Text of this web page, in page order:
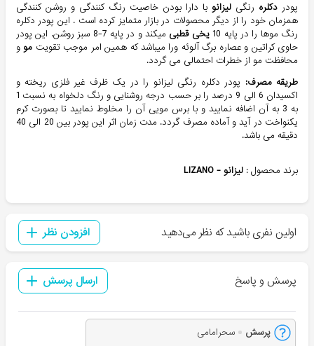
پودر دکلره رنگی لیزانو با دارا بودن خاصیت رنگ کنندگی و روشن کنندگی
همزمان خود را از دیگر محصولات در بازار متمایز کرده است . این پودر دکلره
رنگ موها را در پایه 10
یخی قطبی
میکند و در پایه 7-8 سبز روشن. این پودر
حاوی کراتین و عصاره برگ آلوئه ورا میباشد که همین امر موجب تقویت مو و
محافظت مو از خطرات احتمالی می گردد.
طریقه مصرف: پودر دکلره رنگی لیزانو را در یک ظرف غیر فلزی ریخته و
اکسیدان 6 الی 9 درصد را بر حسب درجه روشنایی و رنگ دلخواه به نسبت 1
به 3 به آن اضافه نمایید و با برس مویی آن را مخلوط نمایید تا بصورت کرم
یکنواخت در آید و آماده مصرف گردد. مدت زمان اثر این پودر بین 20 الی 40
دقیقه می باشد.
برند محصول : لیزانو - LIZANO
اولین نفری باشید که نظر می‌دهید افزودن نظر
پرسش و پاسخ ارسال پرسش
پرسش سحرامامی